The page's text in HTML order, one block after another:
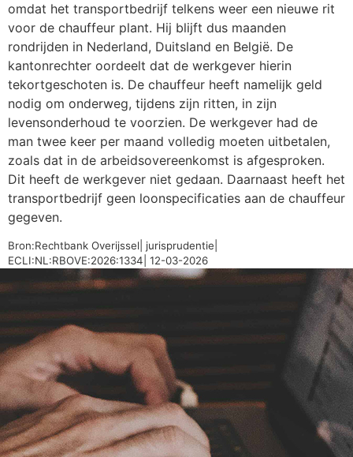
omdat het transportbedrijf telkens weer een nieuwe rit
voor de chauffeur plant. Hij blijft dus maanden
rondrijden in Nederland, Duitsland en België. De
kantonrechter oordeelt dat de werkgever hierin
tekortgeschoten is. De chauffeur heeft namelijk geld
nodig om onderweg, tijdens zijn ritten, in zijn
levensonderhoud te voorzien. De werkgever had de
man twee keer per maand volledig moeten uitbetalen,
zoals dat in de arbeidsovereenkomst is afgesproken.
Dit heeft de werkgever niet gedaan. Daarnaast heeft het
transportbedrijf geen loonspecificaties aan de chauffeur
gegeven.
Bron:Rechtbank Overijssel| jurisprudentie|
ECLI:NL:RBOVE:2026:1334| 12-03-2026